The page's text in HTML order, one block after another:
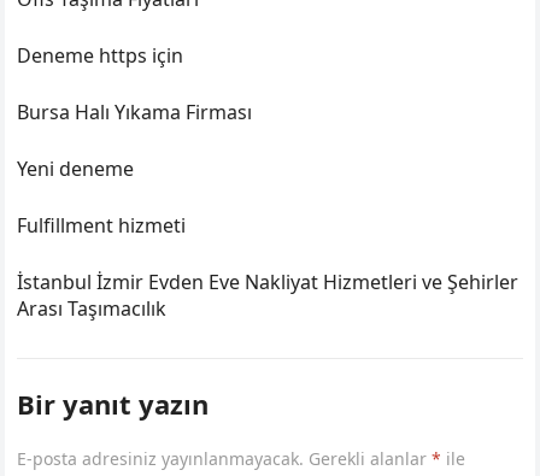
Deneme https için
Bursa Halı Yıkama Firması
Yeni deneme
Fulfillment hizmeti
İstanbul İzmir Evden Eve Nakliyat Hizmetleri ve Şehirler
Arası Taşımacılık
Bir yanıt yazın
E-posta adresiniz yayınlanmayacak. Gerekli alanlar* ile